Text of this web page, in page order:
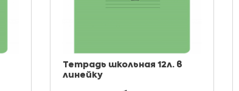
Тетрадь школьная 12л. в
линейку